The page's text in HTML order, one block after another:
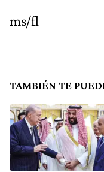
ms/fl
TAMBIÉN TE